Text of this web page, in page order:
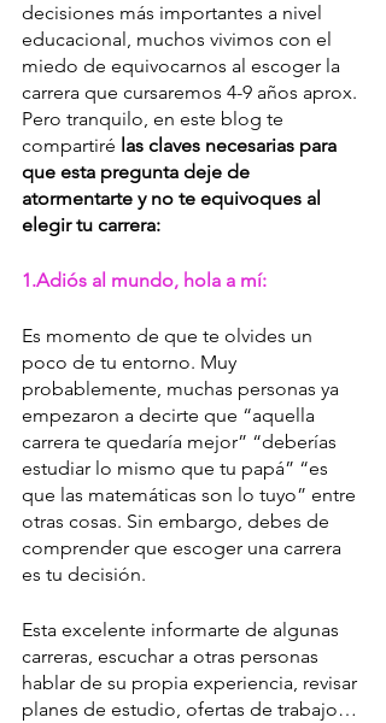
decisiones más importantes a nivel
educacional, muchos vivimos con el
miedo de equivocarnos al escoger la
carrera que cursaremos 4-9 años aprox.
Pero tranquilo, en este blog te
compartiré las claves necesarias para
que esta pregunta deje de
atormentarte y no te equivoques al
elegir tu carrera:
1.Adiós al mundo, hola a mí:
Es momento de que te olvides un
poco de tu entorno. Muy
probablemente, muchas personas ya
empezaron a decirte que “aquella
carrera te quedaría mejor” “deberías
estudiar lo mismo que tu papá” “es
que las matemáticas son lo tuyo” entre
otras cosas. Sin embargo, debes de
comprender que escoger una carrera
es tu decisión.
Esta excelente informarte de algunas
carreras, escuchar a otras personas
hablar de su propia experiencia, revisar
planes de estudio, ofertas de trabajo…